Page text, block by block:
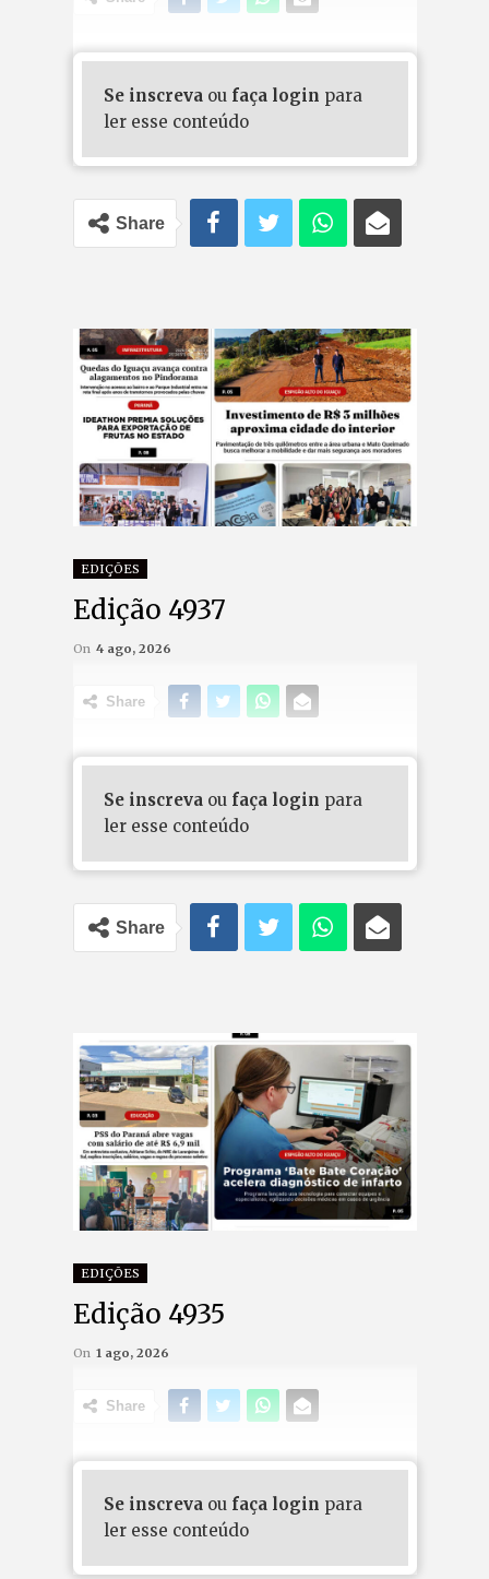
Se inscrevaou faça login para
ler esse conteúdo
Share
EDIÇÕES
Edição 4937
On 4 ago, 2026
Share
Se inscrevaou faça login para
ler esse conteúdo
Share
EDIÇÕES
Edição 4935
On 1 ago, 2026
Share
Se inscrevaou faça login para
ler esse conteúdo